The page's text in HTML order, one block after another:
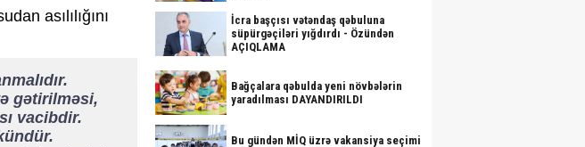
asılılığını
gətirilməsi,
vacibdir.
İcra başçısı vətəndaş qəbuluna
süpürgəçiləri yığdırdı - Özündən
AÇIQLAMA
Bağçalara qəbulda yeni növbələrin
yaradılması DAYANDIRILDI
Bu gündən MİQ üzrə vakansiya seçimi